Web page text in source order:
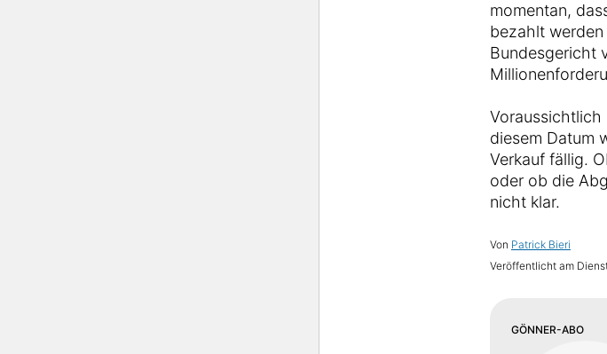
momentan,
bezahlt
Bundesgericht
Voraussichtlich
diesem Datum
Verkauf fällig.
oder ob die
nicht klar.
Von Patrick Bieri
Veröffentlicht am
GÖNNER-ABO